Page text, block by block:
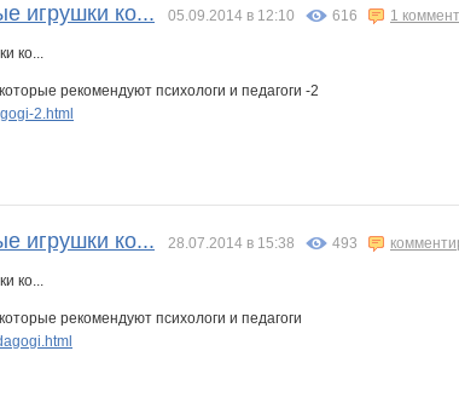
игрушки ко... 05.09.2014 в 12:10 616 1
рекомендуют психологи и педагоги -2
2.html
игрушки ко... 28.07.2014 в 15:38 493
рекомендуют психологи и педагоги